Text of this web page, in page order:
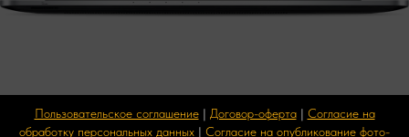
Пользовательское соглашение | Договор-оферта | Согласие на
обработку персональных данных | Согласие на опубликование фото-